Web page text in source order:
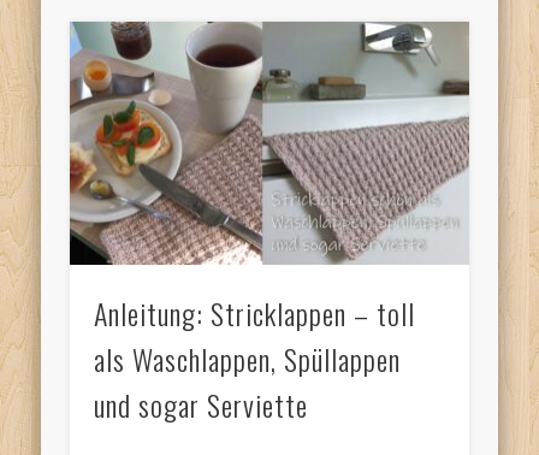
Anleitung: Stricklappen – toll
als Waschlappen, Spüllappen
und sogar Serviette